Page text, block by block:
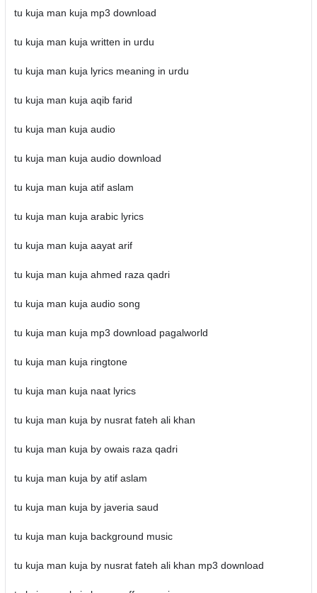
tu kuja man kuja mp3 download
tu kuja man kuja written in urdu
tu kuja man kuja lyrics meaning in urdu
tu kuja man kuja aqib farid
tu kuja man kuja audio
tu kuja man kuja audio download
tu kuja man kuja atif aslam
tu kuja man kuja arabic lyrics
tu kuja man kuja aayat arif
tu kuja man kuja ahmed raza qadri
tu kuja man kuja audio song
tu kuja man kuja mp3 download pagalworld
tu kuja man kuja ringtone
tu kuja man kuja naat lyrics
tu kuja man kuja by nusrat fateh ali khan
tu kuja man kuja by owais raza qadri
tu kuja man kuja by atif aslam
tu kuja man kuja by javeria saud
tu kuja man kuja background music
tu kuja man kuja by nusrat fateh ali khan mp3 download